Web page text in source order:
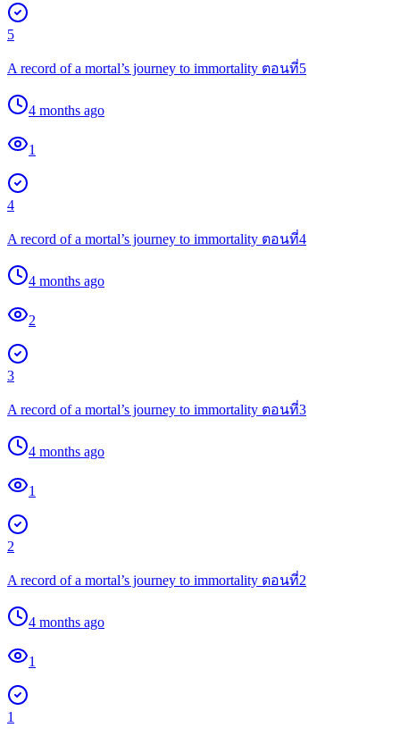
5
A record of a mortal’s journey to immortality ตอนที่5
4 months ago
1
4
A record of a mortal’s journey to immortality ตอนที่4
4 months ago
2
3
A record of a mortal’s journey to immortality ตอนที่3
4 months ago
1
2
A record of a mortal’s journey to immortality ตอนที่2
4 months ago
1
1